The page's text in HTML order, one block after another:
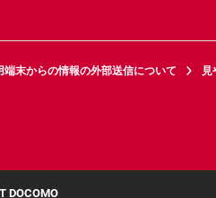
端末からの情報の外部送信について
見
DOCOMO